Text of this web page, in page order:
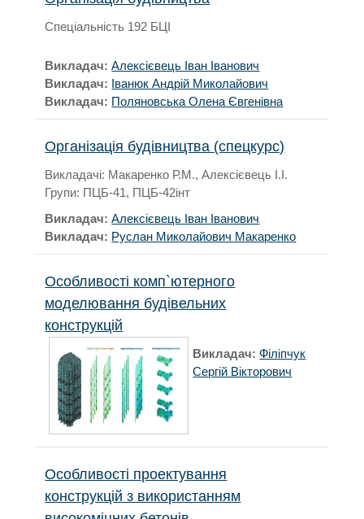
Спеціальність 192 БЦІ
Викладач:Алексієвець Іван Іванович
Викладач: Іванюк Андрій Миколайович
Викладач: Поляновська Олена Євгенівна
Організація будівництва (спецкурс)
Викладачі: Макаренко Р.М., Алексієвець І.І.
Групи: ПЦБ-41, ПЦБ-42інт
Викладач:Алексієвець Іван Іванович
Викладач: Руслан Миколайович Макаренко
Особливості комп`ютерного
моделювання будівельних
конструкцій
Викладач:Філіпчук
Сергій Вікторович
Особливості проектування
конструкцій з використанням